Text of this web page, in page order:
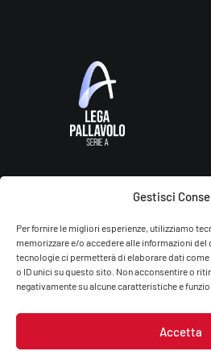
Gestisci
Per fornire le migliori esperienze, utilizziamo
memorizzare e/o accedere alle informazioni
tecnologie ci permetterà di elaborare dati
o ID unici su questo sito. Non acconsentire o
negativamente su alcune caratteristiche e
Accetta
Gas Sales Bluenergy Volley Piacenza